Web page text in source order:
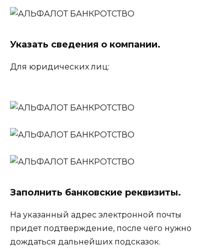
Указать сведения о компании.
Для юридических лиц:
Заполнить банковские реквизиты.
На указанный адрес электронной почты
придет подтверждение, после чего нужно
дождаться дальнейших подсказок.